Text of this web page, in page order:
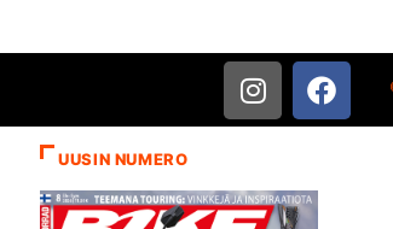
UUSIN NUMERO